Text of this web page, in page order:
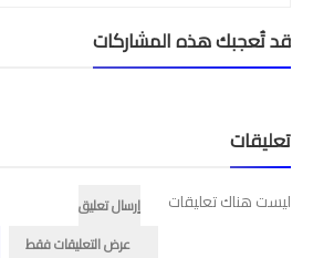
قد تُعجبك هذه المشاركات
تعليقات
ليست هناك تعليقات
إرسال تعليق
عرض التعليقات فقط